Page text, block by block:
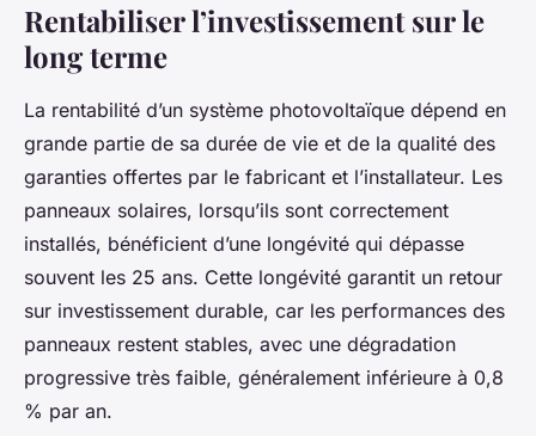
Rentabiliser l’investissement sur le
long terme
La rentabilité d’un système photovoltaïque dépend en
grande partie de sa durée de vie et de la qualité des
garanties offertes par le fabricant et l’installateur. Les
panneaux solaires, lorsqu’ils sont correctement
installés, bénéficient d’une longévité qui dépasse
souvent les 25 ans. Cette longévité garantit un retour
sur investissement durable, car les performances des
panneaux restent stables, avec une dégradation
progressive très faible, généralement inférieure à 0,8
% par an.